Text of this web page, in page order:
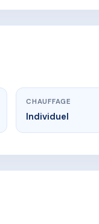
CHAUFFAGE
Individuel